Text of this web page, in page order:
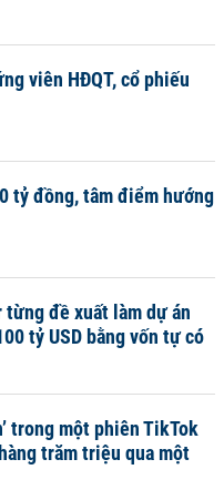
viên HĐQT, cổ phiếu
tỷ đồng, tâm điểm hướng
đề xuất làm dự án
tỷ USD bằng vốn tự có
trong một phiên TikTok
trăm triệu qua một